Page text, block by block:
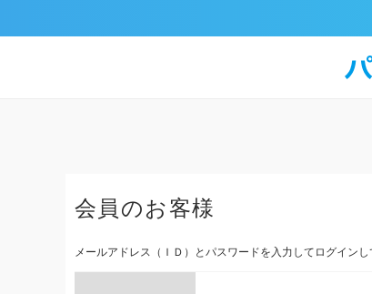
会員のお客様
メールアドレス（ＩＤ）とパスワードを入力してログインし